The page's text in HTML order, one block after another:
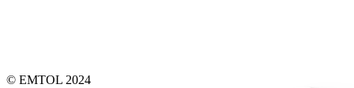
© EMTOL 2024